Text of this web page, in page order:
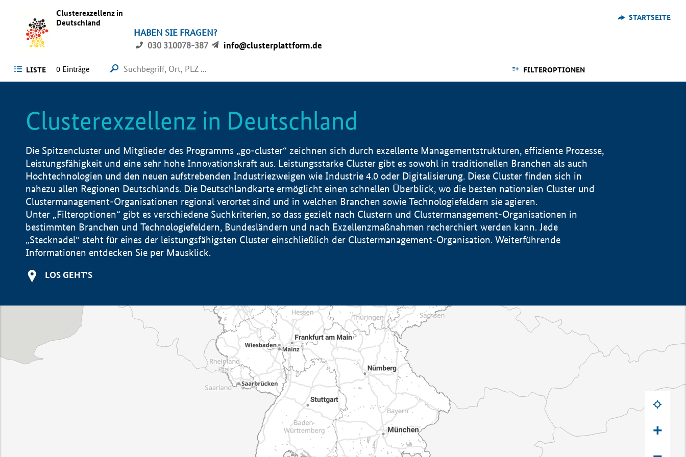
Clusterexzellenz in
Deutschland
HABEN SIE FRAGEN?
030 310078-387
info@clusterplattform.de
STARTSEITE
LISTE FILTEROPTIONEN
0 Einträge
Clusterexzellenz in Deutschland
Die Spitzencluster und Mitglieder des Programms „go-cluster“ zeichnen sich durch exzellente Managementstrukturen, effiziente Prozesse,
Leistungsfähigkeit und eine sehr hohe Innovationskraft aus. Leistungsstarke Cluster gibt es sowohl in traditionellen Branchen als auch
Hochtechnologien und den neuen aufstrebenden Industriezweigen wie Industrie 4.0 oder Digitalisierung. Diese Cluster finden sich in
nahezu allen Regionen Deutschlands. Die Deutschlandkarte ermöglicht einen schnellen Überblick, wo die besten nationalen Cluster und
Clustermanagement-Organisationen regional verortet sind und in welchen Branchen sowie Technologiefeldern sie agieren.
Unter „Filteroptionen“ gibt es verschiedene Suchkriterien, so dass gezielt nach Clustern und Clustermanagement-Organisationen in
bestimmten Branchen und Technologiefeldern, Bundesländern und nach Exzellenzmaßnahmen recherchiert werden kann. Jede
„Stecknadel“ steht für eines der leistungsfähigsten Cluster einschließlich der Clustermanagement-Organisation. Weiterführende
Informationen entdecken Sie per Mausklick.
LOS GEHT'S
+